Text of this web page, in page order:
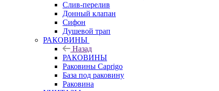
Слив-перелив
Донный клапан
Сифон
Душевой трап
РАКОВИНЫ
Назад
РАКОВИНЫ
Раковины Caprigo
База под раковину
Раковина